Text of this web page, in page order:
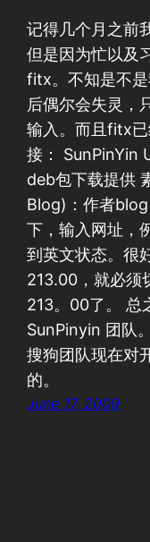
记得几个月之前
但是因为忙以及
fitx。不知是不
后偶尔会失灵，
输入。而且fitx
接： SunPinYin
deb包下载提供
Blog)：作者
下，输入网址，
到英文状态。很
213.00，就必须
213。00了。 总
SunPinyin 团队
搜狗团队现在对
的。
June 17, 2009